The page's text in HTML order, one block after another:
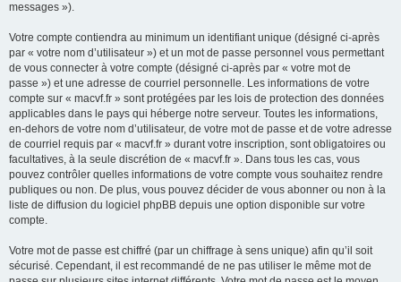
messages »).
Votre compte contiendra au minimum un identifiant unique (désigné ci-après
par « votre nom d’utilisateur ») et un mot de passe personnel vous permettant
de vous connecter à votre compte (désigné ci-après par « votre mot de
passe ») et une adresse de courriel personnelle. Les informations de votre
compte sur « macvf.fr » sont protégées par les lois de protection des données
applicables dans le pays qui héberge notre serveur. Toutes les informations,
en-dehors de votre nom d’utilisateur, de votre mot de passe et de votre adresse
de courriel requis par « macvf.fr » durant votre inscription, sont obligatoires ou
facultatives, à la seule discrétion de « macvf.fr ». Dans tous les cas, vous
pouvez contrôler quelles informations de votre compte vous souhaitez rendre
publiques ou non. De plus, vous pouvez décider de vous abonner ou non à la
liste de diffusion du logiciel phpBB depuis une option disponible sur votre
compte.
Votre mot de passe est chiffré (par un chiffrage à sens unique) afin qu’il soit
sécurisé. Cependant, il est recommandé de ne pas utiliser le même mot de